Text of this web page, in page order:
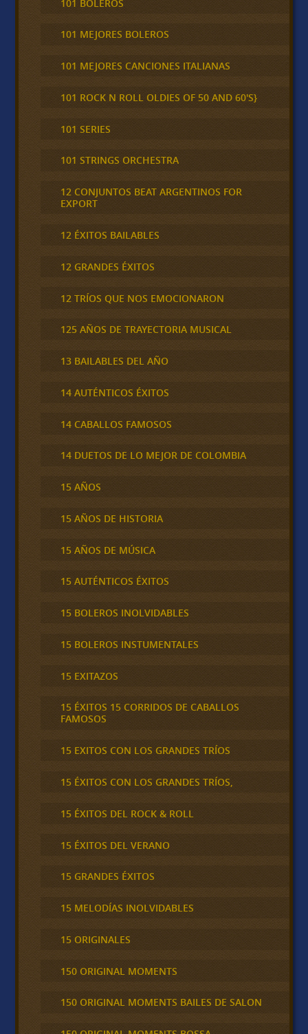
101 BOLEROS
101 MEJORES BOLEROS
101 MEJORES CANCIONES ITALIANAS
101 ROCK N ROLL OLDIES OF 50 AND 60'S}
101 SERIES
101 STRINGS ORCHESTRA
12 CONJUNTOS BEAT ARGENTINOS FOR
EXPORT
12 ÉXITOS BAILABLES
12 GRANDES ÉXITOS
12 TRÍOS QUE NOS EMOCIONARON
125 AÑOS DE TRAYECTORIA MUSICAL
13 BAILABLES DEL AÑO
14 AUTÉNTICOS ÉXITOS
14 CABALLOS FAMOSOS
14 DUETOS DE LO MEJOR DE COLOMBIA
15 AÑOS
15 AÑOS DE HISTORIA
15 AÑOS DE MÚSICA
15 AUTÉNTICOS ÉXITOS
15 BOLEROS INOLVIDABLES
15 BOLEROS INSTUMENTALES
15 EXITAZOS
15 ÉXITOS 15 CORRIDOS DE CABALLOS
FAMOSOS
15 EXITOS CON LOS GRANDES TRÍOS
15 ÉXITOS CON LOS GRANDES TRÍOS,
15 ÉXITOS DEL ROCK & ROLL
15 ÉXITOS DEL VERANO
15 GRANDES ÉXITOS
15 MELODÍAS INOLVIDABLES
15 ORIGINALES
150 ORIGINAL MOMENTS
150 ORIGINAL MOMENTS BAILES DE SALON